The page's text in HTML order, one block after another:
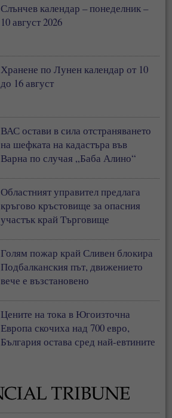
Слънчев календар – понеделник –
10 август 2026
Хранене по Лунен календар от 10
до 16 август
ВАС остави в сила отстраняването
на шефката на кадастъра във
Варна по случая „Баба Алино“
Областният управител предлага
кръгово кръстовище за опасния
участък край Търговище
Голям пожар край Сливен блокира
Подбалканския път, движението
вече е възстановено
Цените на тока в Югоизточна
Европа скочиха над 700 евро,
България остава сред най-евтините